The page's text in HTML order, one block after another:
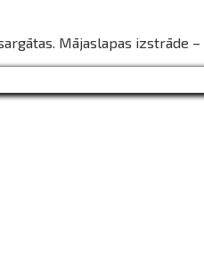
Mājaslapas izstrāde –